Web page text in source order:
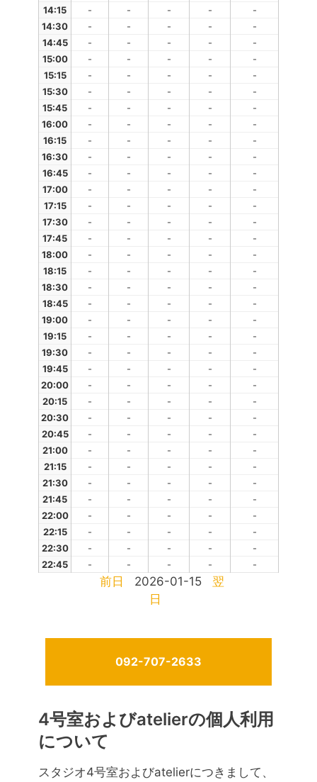
14:15
- - - -
-
14:30
- - - -
-
14:45
- - - -
-
15:00
- - - -
-
15:15
- - - -
-
15:30
- - - -
-
15:45
- - - -
-
16:00
- - - -
-
16:15
- - - -
-
16:30
- - - -
-
16:45
- - - -
-
17:00
- - - -
-
17:15
- - - -
-
17:30
- - - -
-
17:45
- - - -
-
18:00
- - - -
-
18:15
- - - -
-
18:30
- - - -
-
18:45
- - - -
-
19:00
- - - -
-
19:15
- - - -
-
19:30
- - - -
-
19:45
- - - -
-
20:00
- - - -
-
20:15
- - - -
-
20:30
- - - -
-
20:45
- - - -
-
21:00
- - - -
-
21:15
- - - -
-
21:30
- - - -
-
21:45
- - - -
-
22:00
- - - -
-
22:15
- - - -
-
22:30
- - - -
-
22:45
- - - - -
前日 2026-01-15
翌
日
092-707-2633
4号室およびatelierの個人利用
について
スタジオ4号室およびatelierにつきまして、